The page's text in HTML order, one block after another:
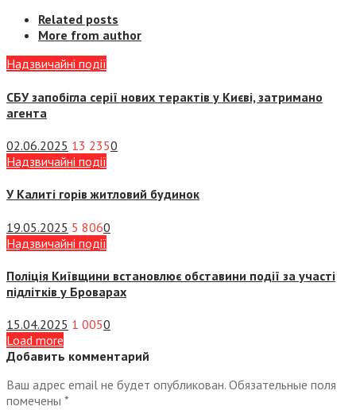
Related posts
More from author
Надзвичайні події
СБУ запобігла серії нових терактів у Києві, затримано
агента
02.06.2025 13 2350
Надзвичайні події
У Калиті горів житловий будинок
19.05.2025 5 8060
Надзвичайні події
Поліція Київщини встановлює обставини події за участі
підлітків у Броварах
15.04.2025 1 0050
Load more
Добавить комментарий
Ваш адрес email не будет опубликован. Обязательные поля
помечены *